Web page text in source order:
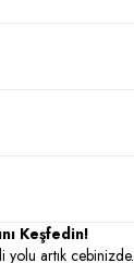
Keşfedin!
yolu artık cebinizde.